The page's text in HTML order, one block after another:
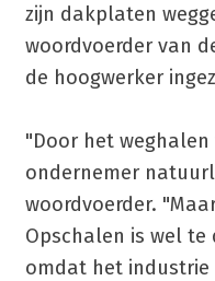
zijn dakplaten
woordvoerder van
de hoogwerker
"Door het
ondernemer
woordvoerder.
Opschalen is wel
omdat het industrie